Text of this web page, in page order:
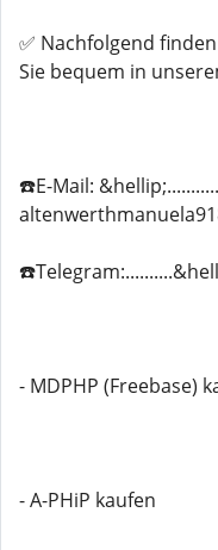
✅ Nachfolgend
Sie bequem in
☎️E-Mail:
- MDPHP (Freebase)
- A-PHiP kaufen